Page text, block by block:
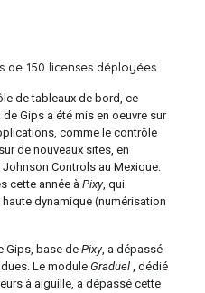
de 150 licenses déployées
de tableaux de bord, ce
Gips a été mis en oeuvre sur
comme le contrôle
de nouveaux sites, en
Controls au Mexique.
cette année à Pixy, qui
dynamique (numérisation
Gips, base de Pixy, a dépassé
Le module Graduel, dédié
à aiguille, a dépassé cette